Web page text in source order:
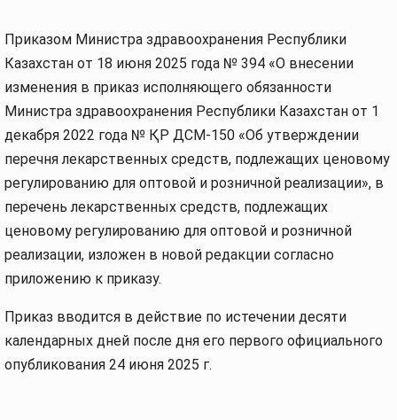
Приказом Министра здравоохранения Республики
Казахстан от 18 июня 2025 года № 394 «О внесении
изменения в приказ исполняющего обязанности
Министра здравоохранения Республики Казахстан от 1
декабря 2022 года № ҚР ДСМ-150 «Об утверждении
перечня лекарственных средств, подлежащих ценовому
регулированию для оптовой и розничной реализации», в
перечень лекарственных средств, подлежащих
ценовому регулированию для оптовой и розничной
реализации, изложен в новой редакции согласно
приложению к приказу.
Приказ вводится в действие по истечении десяти
календарных дней после дня его первого официального
опубликования 24 июня 2025 г.